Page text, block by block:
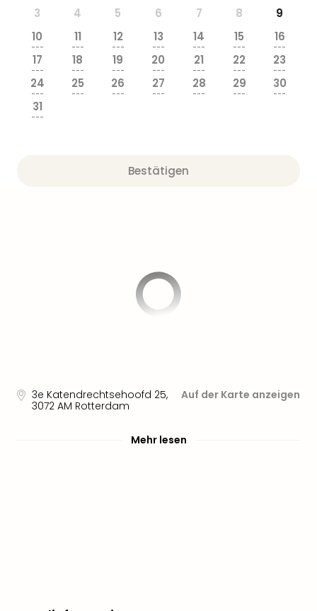
3
4 5 6 7 8
9
10
---
11
---
12
---
13
---
14
---
15
---
16
---
17
---
18
---
19
---
20
---
21
---
22
---
23
---
24
---
25
---
26
---
27
---
28
---
29
---
30
---
31
---
Bestätigen
3e Katendrechtsehoofd 25,
3072 AM Rotterdam
Auf der Karte anzeigen
Mehr lesen